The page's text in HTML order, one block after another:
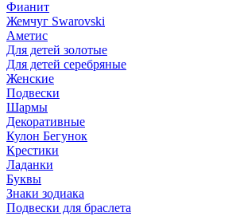
Фианит
Жемчуг Swarovski
Аметис
Для детей золотые
Для детей серебряные
Женские
Подвески
Шармы
Декоративные
Кулон Бегунок
Крестики
Ладанки
Буквы
Знаки зодиака
Подвески для браслета